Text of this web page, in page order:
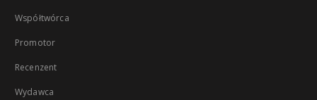
Współtwórca
Promotor
Recenzent
Wydawca